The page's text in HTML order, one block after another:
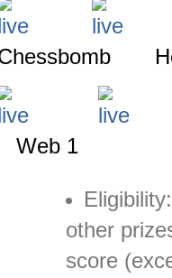
Web
other
score